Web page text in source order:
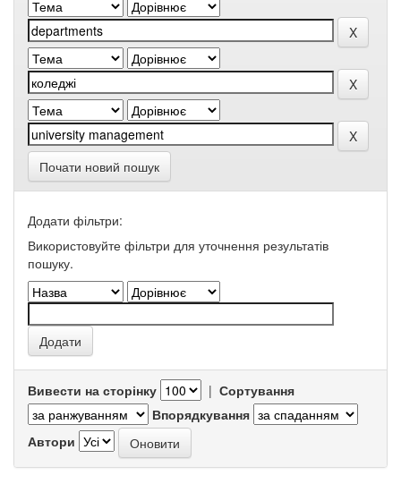
Почати новий пошук
Додати фільтри:
Використовуйте фільтри для уточнення результатів
пошуку.
Вивести на сторінку | Сортування
Впорядкування
Автори